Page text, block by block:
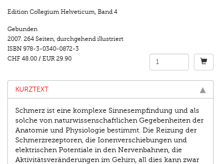
Edition Collegium Helveticum, Band 4
Gebunden
2007. 264 Seiten, durchgehend illustriert
ISBN 978-3-0340-0872-3
CHF 48.00 / EUR 29.90
KURZTEXT
Schmerz ist eine komplexe Sinnesempfindung und als
solche von naturwissenschaftlichen Gegebenheiten der
Anatomie und Physiologie bestimmt. Die Reizung der
Schmerzrezeptoren, die Ionenverschiebungen und
elektrischen Potentiale in den Nervenbahnen, die
Aktivitätsveränderungen im Gehirn, all dies kann zwar